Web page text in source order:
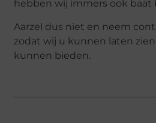
hebben wij immers ook baat
Aarzel dus niet en neem
zodat wij u kunnen laten
kunnen bieden.